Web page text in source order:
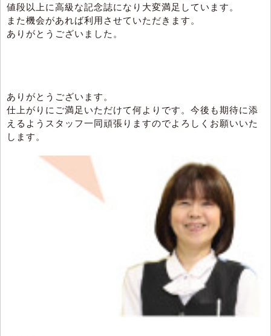
値段以上に高級な記念誌になり大変満足しています。
また機会があれば利用させていただきます。
ありがとうございました。
ありがとうございます。
仕上がりにご満足いただけて何よりです。今後も期待に添
えるようスタッフ一同頑張りますのでよろしくお願いいた
します。